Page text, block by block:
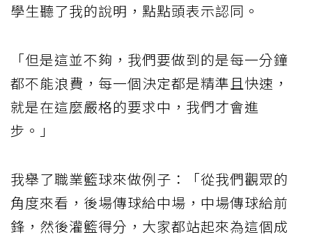
學生聽了我的說明，點點頭表示認同。
「但是這並不夠，我們要做到的是每一分鐘
都不能浪費，每一個決定都是精準且快速，
就是在這麼嚴格的要求中，我們才會進
步。」
我舉了職業籃球來做例子：「從我們觀眾的
角度來看，後場傳球給中場，中場傳球給前
鋒，然後灌籃得分，大家都站起來為這個成